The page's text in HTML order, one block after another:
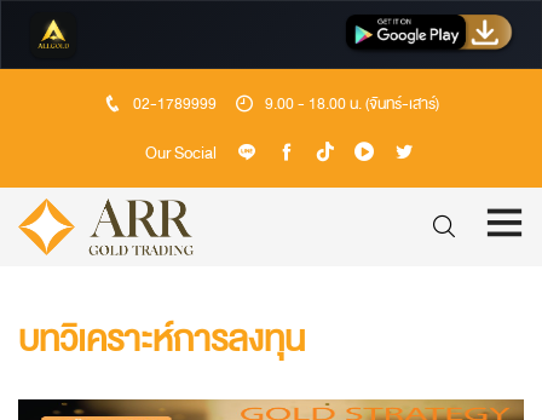
02-1789999 9.00 - 18.00 น. (จันทร์-เสาร์)
Our Social
บทวิเคราะห์การลงทุน